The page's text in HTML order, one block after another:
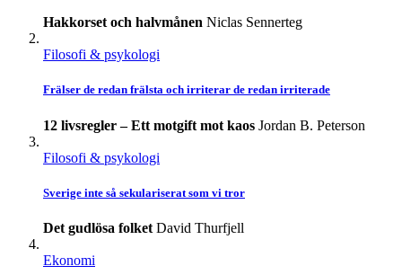
Hakkorset och halvmånen Niclas Sennerteg
Filosofi & psykologi
Frälser de redan frälsta och irriterar de redan irriterade
12 livsregler – Ett motgift mot kaos Jordan B. Peterson
Filosofi & psykologi
Sverige inte så sekulariserat som vi tror
Det gudlösa folket David Thurfjell
Ekonomi